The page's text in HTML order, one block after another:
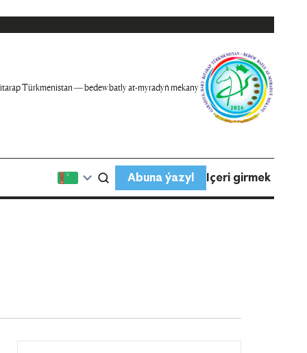
Türkmenistan — bedew batly at-myradyň mekany
Abuna ýazyl Içeri girmek